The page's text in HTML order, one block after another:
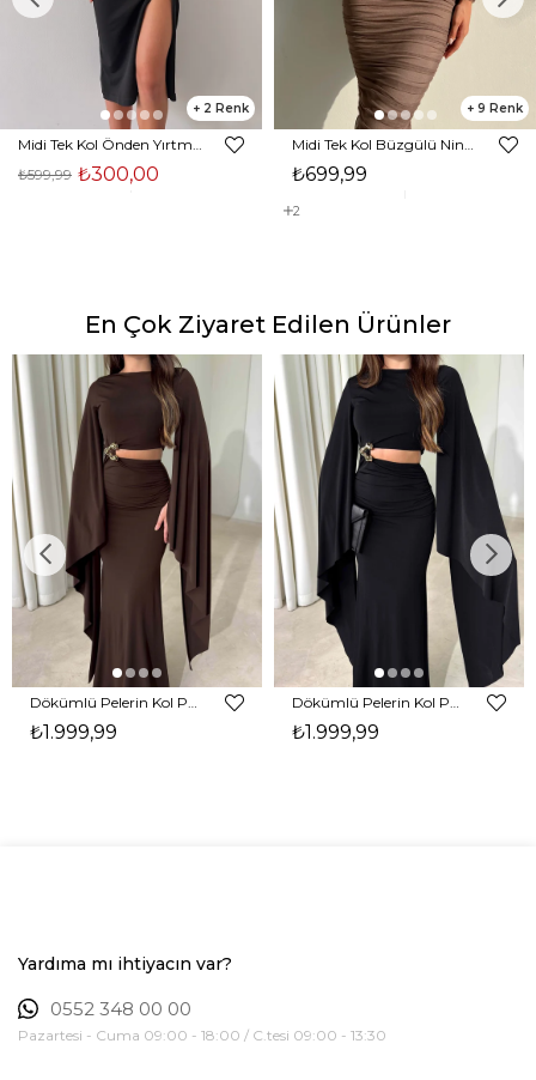
2
₺300,00
₺599,99
9
₺699,99
2
En Çok Ziyaret Edilen Ürünler
₺1.999,99 ₺1.999,99
Yardıma mı ihtiyacın var?
0552 348 00 00
Pazartesi - Cuma 09:00 - 18:00 / C.tesi 09:00 - 13:30